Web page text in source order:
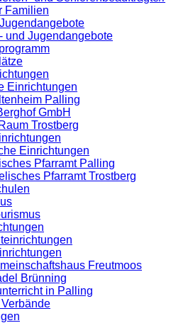
Familien
und Jugendangebote
Einrichtungen
Palling
GmbH
Trostberg
Einrichtungen
Pfarramt Palling
Pfarramt Trostberg
Freutmoos
Brünning
in Palling